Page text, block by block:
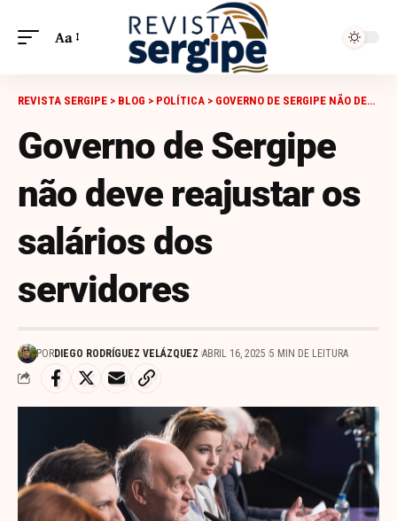
Aa
REVISTA SERGIPE > BLOG > POLÍTICA > GOVERNO DE SERGIPE NÃO DEVE REAJUSTAR OS SALÁRIOS DOS SERVIDORES
Governo de Sergipe
não deve reajustar os
salários dos
servidores
PORDIEGO RODRÍGUEZ VELÁZQUEZ ABRIL 16, 2025 5 MIN DE LEITURA